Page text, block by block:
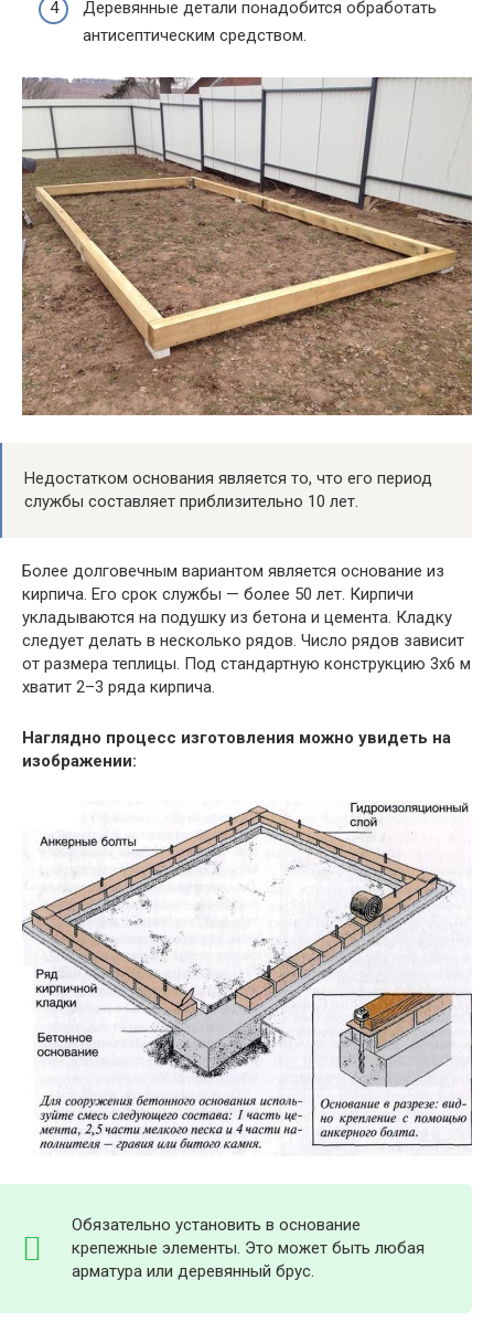
Деревянные детали понадобится обработать
антисептическим средством.
Недостатком основания является то, что его период
службы составляет приблизительно 10 лет.
Более долговечным вариантом является основание из
кирпича. Его срок службы — более 50 лет. Кирпичи
укладываются на подушку из бетона и цемента. Кладку
следует делать в несколько рядов. Число рядов зависит
от размера теплицы. Под стандартную конструкцию 3х6 м
хватит 2–3 ряда кирпича.
Наглядно процесс изготовления можно увидеть на
изображении:
Обязательно установить в основание
крепежные элементы. Это может быть любая
арматура или деревянный брус.